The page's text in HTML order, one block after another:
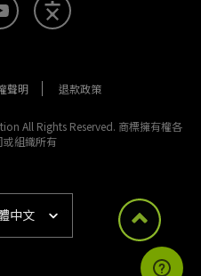
(行動版)
線上版
冊
服器版適用)
落格
聲明 退款政策
All Rights Reserved. 商標擁有權各
或組織所有